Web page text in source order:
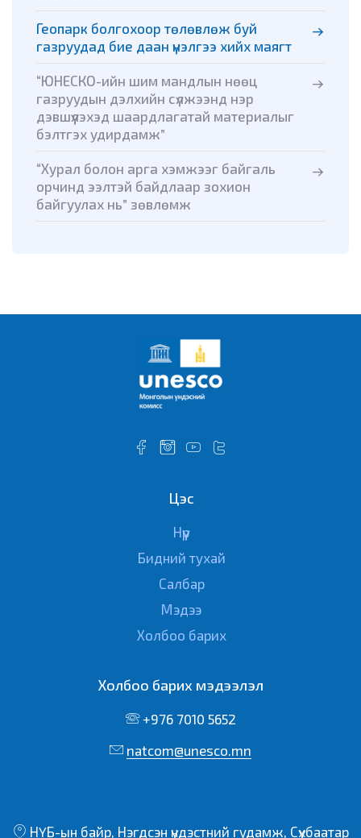
Геопарк болгохоор төлөвлөж буй
газруудад бие даан үнэлгээ хийх маягт
“ЮНЕСКО-ийн шим мандлын нөөц
газруудын дэлхийн сүлжээнд нэр
дэвшүүлэхэд шаардлагатай материалыг
бэлтгэх удирдамж”
“Хурал болон арга хэмжээг байгаль
орчинд ээлтэй байдлаар зохион
байгуулах нь” зөвлөмж
Цэс
Нүүр
Бидний тухай
Салбар
Мэдээ
Холбоо барих
Холбоо барих мэдээлэл
+976 7010 5652
natcom@unesco.mn
НҮБ-ын байр, Нэгдсэн үндэстний гудамж, Сүхбаатар